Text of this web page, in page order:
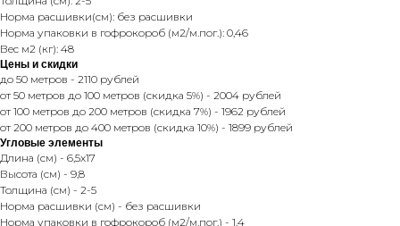
Норма расшивки(см): без расшивки
Норма упаковки в гофрокороб (м2/м.пог.): 0,46
Вес м2 (кг): 48
Цены и скидки
до 50 метров - 2110 рублей
от 50 метров до 100 метров (скидка 5%) - 2004 рублей
от 100 метров до 200 метров (скидка 7%) - 1962 рублей
от 200 метров до 400 метров (скидка 10%) - 1899 рублей
Угловые элементы
Длина (см) - 6,5x17
Высота (см) - 9,8
Толщина (см) - 2-5
Норма расшивки (см) - без расшивки
Норма упаковки в гофрокороб (м2/м.пог.) - 1,4